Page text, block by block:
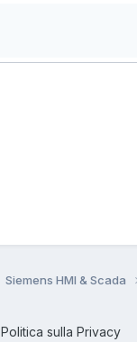
Siemens HMI & Scada
Politica sulla Privacy